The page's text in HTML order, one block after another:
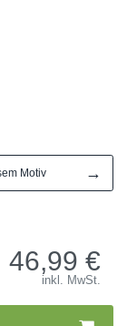
Motiv →
46,99 €
inkl. MwSt.